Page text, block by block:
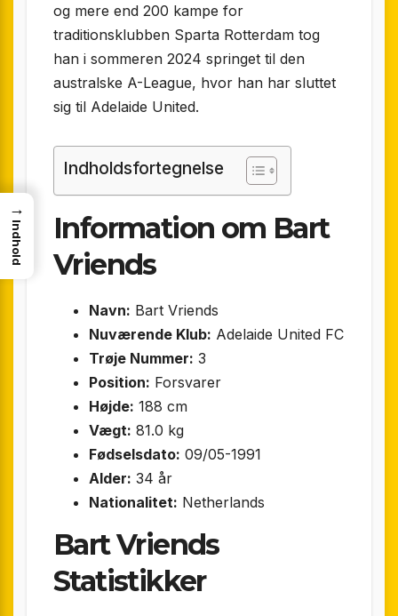
og mere end 200 kampe for
traditionsklubben Sparta Rotterdam tog
han i sommeren 2024 springet til den
australske A-League, hvor han har sluttet
sig til Adelaide United.
Indholdsfortegnelse
Information om Bart
Vriends
Navn: Bart Vriends
Nuværende Klub: Adelaide United FC
Trøje Nummer: 3
Position: Forsvarer
Højde: 188 cm
Vægt: 81.0 kg
Fødselsdato: 09/05-1991
Alder: 34 år
Nationalitet: Netherlands
Bart Vriends
Statistikker
→
Indhold